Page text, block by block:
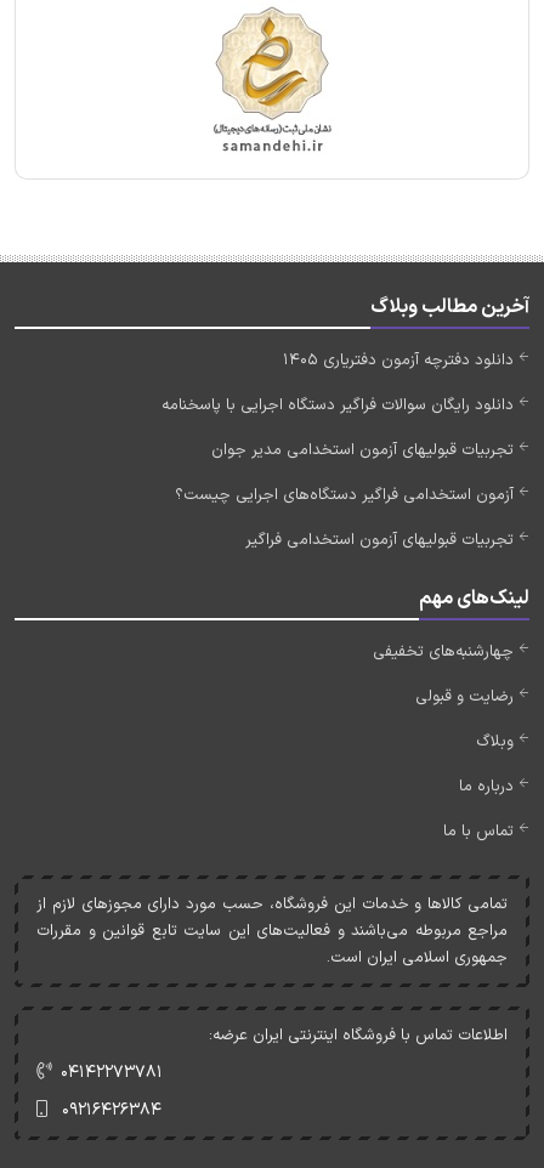
آخرین مطالب وبلاگ
دانلود دفترچه آزمون دفتریاری 1405
دانلود رایگان سوالات فراگیر دستگاه اجرایی با پاسخنامه
تجربیات قبولیهای آزمون استخدامی مدیر جوان
آزمون استخدامی فراگیر دستگاه‌های اجرایی چیست؟
تجربیات قبولیهای آزمون استخدامی فراگیر
لینک‌های مهم
چهارشنبه‌های تخفیفی
رضایت و قبولی
وبلاگ
درباره ما
تماس با ما
تمامی کالاها و خدمات اين فروشگاه، حسب مورد دارای مجوزهای لازم از
مراجع مربوطه می‌باشند و فعاليت‌های اين سايت تابع قوانين و مقررات
جمهوری اسلامی ايران است.
اطلاعات تماس با فروشگاه اینترنتی ایران عرضه:
۰۴۱۴۲۲۷۳۷۸۱
۰۹۲۱۶۴۲۶۳۸۴